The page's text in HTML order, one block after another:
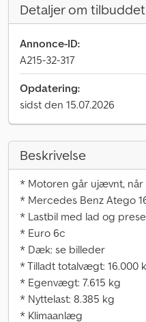
Detaljer om tilbuddet
Annonce-ID:
A215-32-317
Opdatering:
sidst den 15.07.2026
Beskrivelse
* Motoren går ujævnt, når
* Mercedes Benz Atego
* Lastbil med lad og
* Euro 6c
* Dæk: se billeder
* Tilladt totalvægt: 16.000
* Egenvægt: 7.615 kg
* Nyttelast: 8.385 kg
* Klimaanlæg